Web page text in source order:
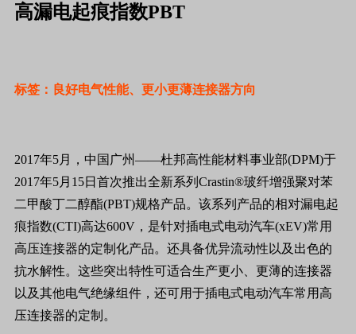
高漏电起痕指数PBT
标签：良好电气性能、更小更薄连接器方向
2017年5月，中国广州——杜邦高性能材料事业部(DPM)于
2017年5月15日首次推出全新系列Crastin®玻纤增强聚对苯
二甲酸丁二醇酯(PBT)规格产品。该系列产品的相对漏电起
痕指数(CTI)高达600V，是针对插电式电动汽车(xEV)常用
高压连接器的定制化产品。还具备优异流动性以及出色的
抗水解性。这些突出特性可适合生产更小、更薄的连接器
以及其他电气绝缘组件，还可用于插电式电动汽车常用高
压连接器的定制。